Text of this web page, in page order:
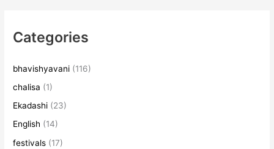
Categories
bhavishyavani (116)
chalisa (1)
Ekadashi (23)
English (14)
festivals (17)